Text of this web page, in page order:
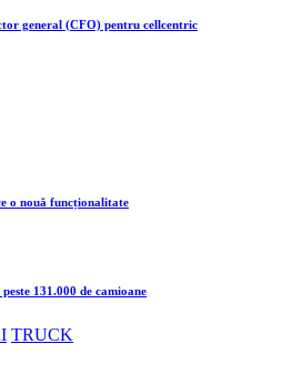
general (CFO) pentru cellcentric
o nouă funcționalitate
131.000 de camioane
TRUCK